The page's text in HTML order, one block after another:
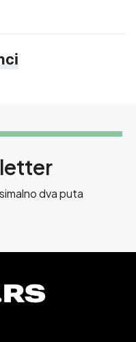
dva puta